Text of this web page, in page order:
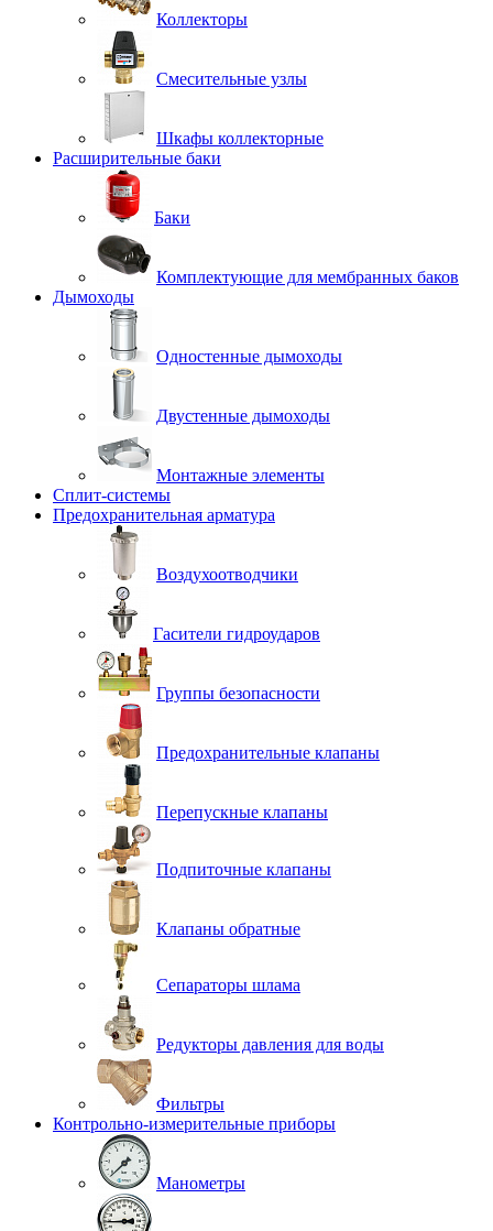
Коллекторы
Смесительные узлы
Шкафы коллекторные
Расширительные баки
Баки
Комплектующие для мембранных баков
Дымоходы
Одностенные дымоходы
Двустенные дымоходы
Монтажные элементы
Сплит-системы
Предохранительная арматура
Воздухоотводчики
Гасители гидроударов
Группы безопасности
Предохранительные клапаны
Перепускные клапаны
Подпиточные клапаны
Клапаны обратные
Сепараторы шлама
Редукторы давления для воды
Фильтры
Контрольно-измерительные приборы
Манометры